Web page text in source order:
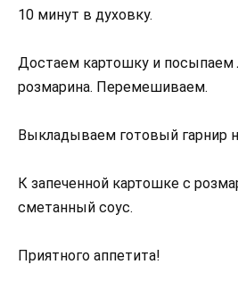
10 минут в духовку.
Достаем картошку и посыпаем
розмарина. Перемешиваем.
Выкладываем готовый гарнир
К запеченной картошке с
сметанный соус.
Приятного аппетита!